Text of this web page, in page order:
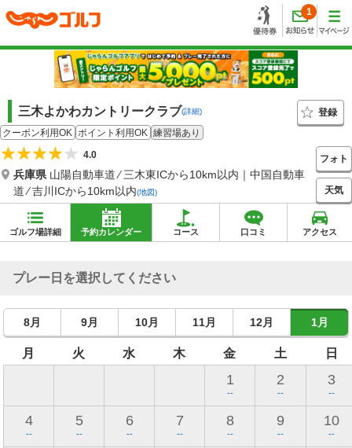
1
三木よかわカントリークラブ(詳細)
登録
クーポン利用OK ポイント利用OK 練習場あり
4.0
兵庫県 山陽自動車道 ⁄ 三木東ICから10km以内｜中国自動車
道 ⁄ 吉川ICから10km以内(地図)
フォト
天気
ゴルフ場詳細 予約カレンダー コース 口コミ アクセス
プレー日を選択してください
8月 9月 10月 11月 12月 1月
月 火 水 木 金 土 日
1
--
2
--
3
--
4
--
5
--
6
--
7
--
8
--
9
--
10
--